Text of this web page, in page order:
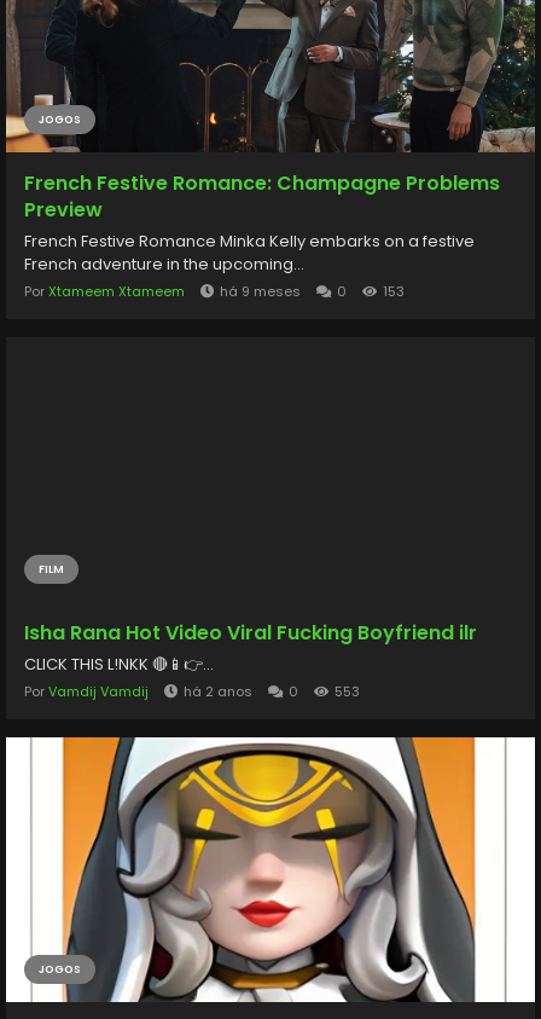
JOGOS
French Festive Romance: Champagne Problems
Preview
French Festive Romance Minka Kelly embarks on a festive
French adventure in the upcoming...
PorXtameem Xtameem há 9 meses 0 153
FILM
Isha Rana Hot Video Viral Fucking Boyfriend ilr
CLICK THIS L!NKK 🔴📱👉...
PorVamdij Vamdij há 2 anos 0 553
JOGOS